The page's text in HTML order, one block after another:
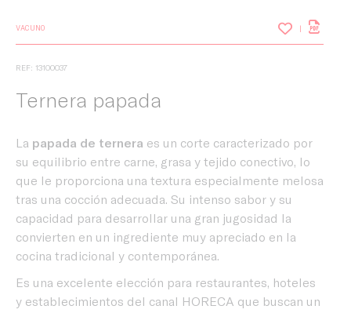
VACUNO
REF: 13100037
Ternera papada
La papada de ternera es un corte caracterizado por
su equilibrio entre carne, grasa y tejido conectivo, lo
que le proporciona una textura especialmente melosa
tras una cocción adecuada. Su intenso sabor y su
capacidad para desarrollar una gran jugosidad la
convierten en un ingrediente muy apreciado en la
cocina tradicional y contemporánea.
Es una excelente elección para restaurantes, hoteles
y establecimientos del canal HORECA que buscan un